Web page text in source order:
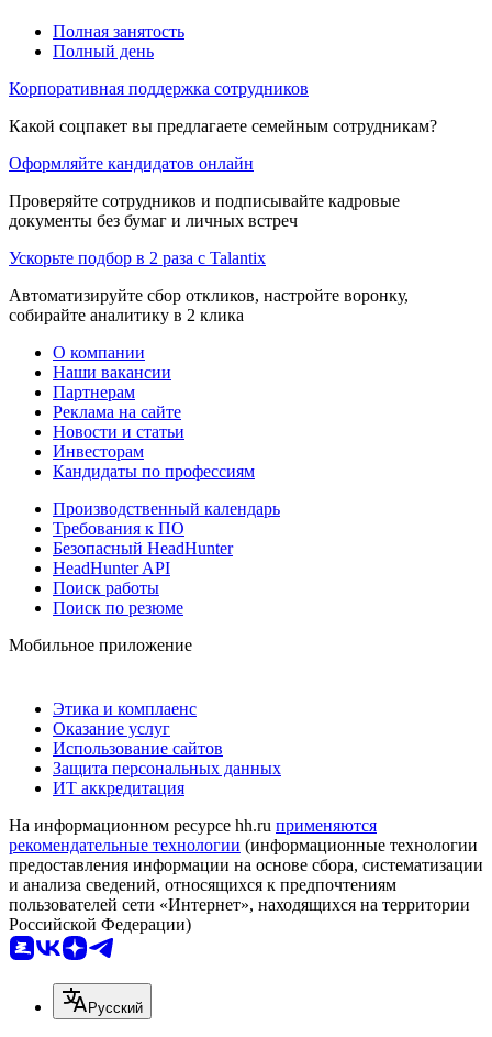
Полная занятость
Полный день
Корпоративная поддержка сотрудников
Какой соцпакет вы предлагаете семейным сотрудникам?
Оформляйте кандидатов онлайн
Проверяйте сотрудников и подписывайте кадровые
документы без бумаг и личных встреч
Ускорьте подбор в 2 раза с Talantix
Автоматизируйте сбор откликов, настройте воронку,
собирайте аналитику в 2 клика
О компании
Наши вакансии
Партнерам
Реклама на сайте
Новости и статьи
Инвесторам
Кандидаты по профессиям
Производственный календарь
Требования к ПО
Безопасный HeadHunter
HeadHunter API
Поиск работы
Поиск по резюме
Мобильное приложение
Этика и комплаенс
Оказание услуг
Использование сайтов
Защита персональных данных
ИТ аккредитация
На информационном ресурсе hh.ru применяются
рекомендательные технологии (информационные технологии
предоставления информации на основе сбора, систематизации
и анализа сведений, относящихся к предпочтениям
пользователей сети «Интернет», находящихся на территории
Российской Федерации)
Русский